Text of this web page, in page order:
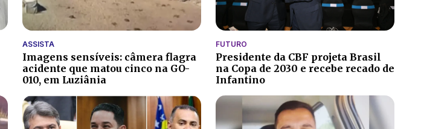
ASSISTA
Imagens sensíveis: câmera flagra
acidente que matou cinco na GO-
010, em Luziânia
FUTURO
Presidente da CBF projeta Brasil
na Copa de 2030 e recebe recado de
Infantino